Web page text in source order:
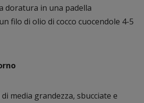
doratura in una padella
filo di olio di cocco cuocendole 4-5
media grandezza, sbucciate e